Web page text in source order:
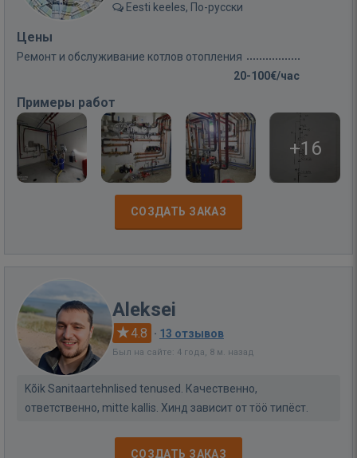
Eesti keeles, По-русски
Цены
Ремонт и обслуживание котлов отопления
20-100€/час
Примеры работ
+16
СОЗДАТЬ ЗАКАЗ
Aleksei
4.8 · 13 отзывов
Был на сайте: 4 года, 8 м. назад
Kõik Sanitaartehnlised tenused. Качественно,
ответственно, mitte kallis. Хинд зависит от тöö типёст.
СОЗДАТЬ ЗАКАЗ